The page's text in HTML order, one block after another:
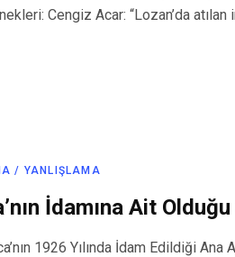
Cengiz Acar: “Lozan’da atılan
/ YANLIŞLAMA
İdamına Ait
1926 Yılında İdam Edildiği